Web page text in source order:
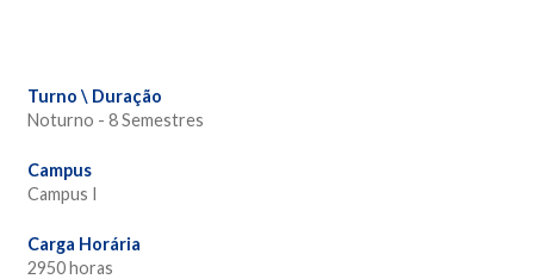
Turno \ Duração
Noturno - 8 Semestres
Campus
Campus I
Carga Horária
2950 horas